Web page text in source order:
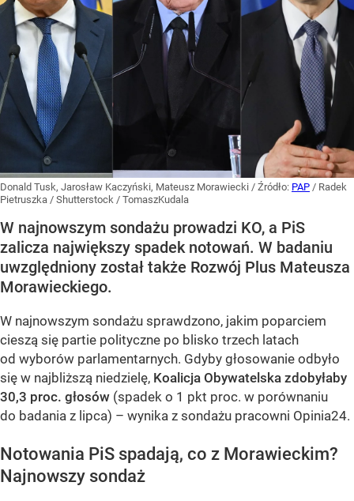
Donald Tusk, Jarosław Kaczyński, Mateusz Morawiecki / Źródło: PAP / Radek
Pietruszka / Shutterstock / TomaszKudala
W najnowszym sondażu prowadzi KO, a PiS
zalicza największy spadek notowań. W badaniu
uwzględniony został także Rozwój Plus Mateusza
Morawieckiego.
W najnowszym sondażu sprawdzono, jakim poparciem
cieszą się partie polityczne po blisko trzech latach
od wyborów parlamentarnych. Gdyby głosowanie odbyło
się w najbliższą niedzielę, Koalicja Obywatelska zdobyłaby
30,3 proc. głosów (spadek o 1 pkt proc. w porównaniu
do badania z lipca) – wynika z sondażu pracowni Opinia24.
Notowania PiS spadają, co z Morawieckim?
Najnowszy sondaż